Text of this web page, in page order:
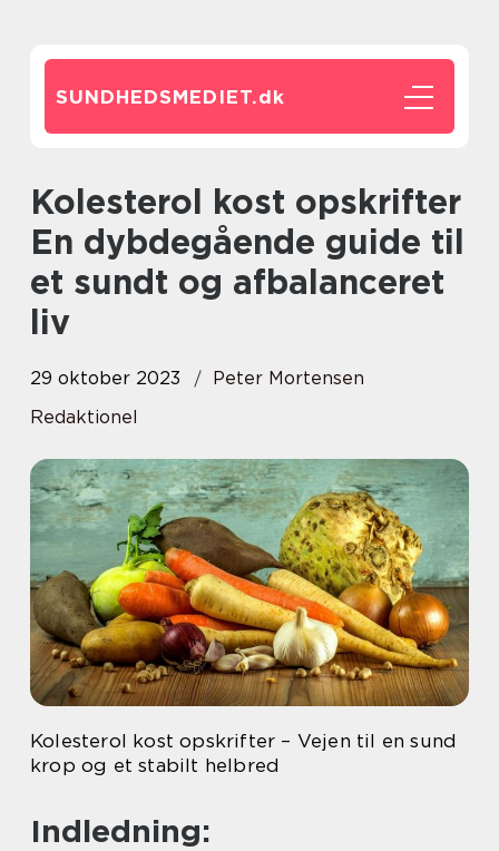
SUNDHEDSMEDIET.dk
Kolesterol kost opskrifter
En dybdegående guide til
et sundt og afbalanceret
liv
29 oktober 2023
Peter Mortensen
Redaktionel
Kolesterol kost opskrifter – Vejen til en sund
krop og et stabilt helbred
Indledning: